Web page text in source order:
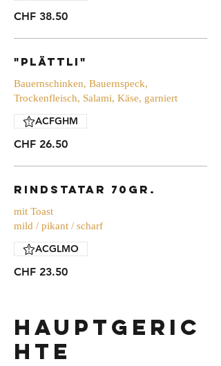
CHF 38.50
"Plättli"
Bauernschinken, Bauernspeck,
Trockenfleisch, Salami, Käse, garniert
CHF 26.50
ACFGHM
Rindstatar 70gr.
mit Toast
mild / pikant / scharf
CHF 23.50
ACGLMO
Hauptgeric
hte